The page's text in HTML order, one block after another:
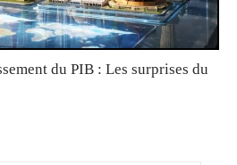
du PIB : Les surprises du